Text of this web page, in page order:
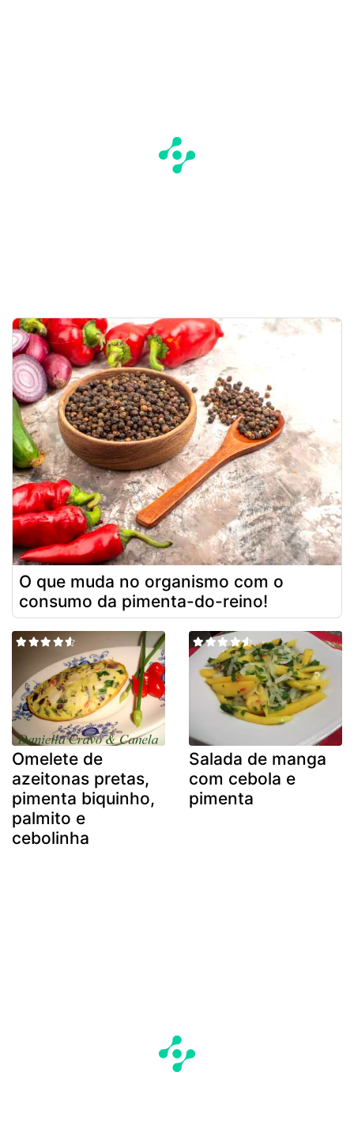
O que muda no organismo com o
consumo da pimenta-do-reino!
Omelete de
azeitonas pretas,
pimenta biquinho,
palmito e
cebolinha
Salada de manga
com cebola e
pimenta